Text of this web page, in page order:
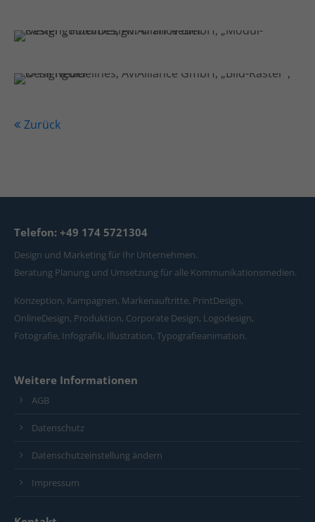
Zurück
Telefon: +49 174 5721304
Design und Marketing für Ihr Unternehmen.
Beratung Planung und Umsetzung für alle Kommunikationsmedien.
Konzeption, Kampagnen, Markenauftritte, PrintDesign,
OnlineDesign, Produktion, Corporate Design, Logodesign,
Fotografie, Infografik, Illustration, Typografieanimation.
Weitere Informationen
AGB
Datenschutz
Datenschutzeinstellung ändern
Impressum